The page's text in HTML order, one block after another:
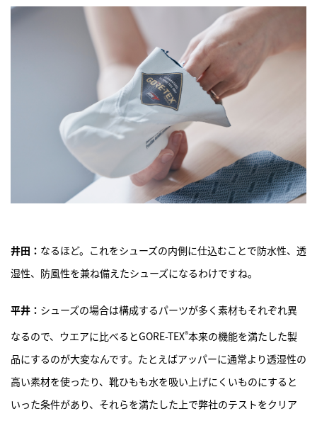
井田： なるほど。これをシューズの内側に仕込むことで防水性、透
湿性、防風性を兼ね備えたシューズになるわけですね。
平井： シューズの場合は構成するパーツが多く素材もそれぞれ異
なるので、ウエアに比べるとGORE-TEX®本来の機能を満たした製
品にするのが大変なんです。たとえばアッパーに通常より透湿性の
高い素材を使ったり、靴ひもも水を吸い上げにくいものにすると
いった条件があり、それらを満たした上で弊社のテストをクリア